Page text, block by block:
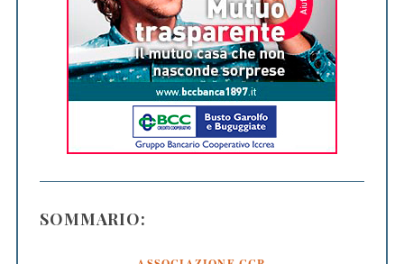
SOMMARIO: